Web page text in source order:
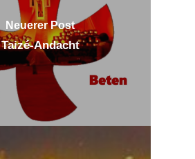
Neuerer Post
Taizé-Andacht